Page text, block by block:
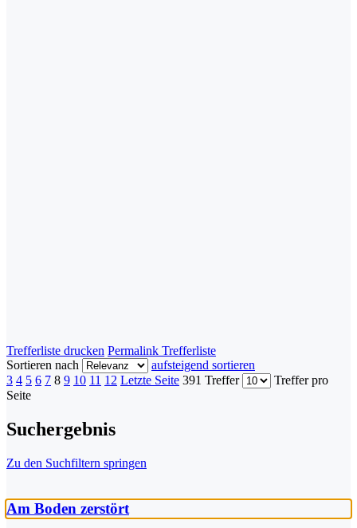
Trefferliste drucken Permalink Trefferliste
Sortieren nach
aufsteigend sortieren
3 4 5 6 7 8 9 10 11 12 Letzte Seite 391 Treffer
Treffer pro
Seite
Suchergebnis
Zu den Suchfiltern springen
Am Boden zerstört